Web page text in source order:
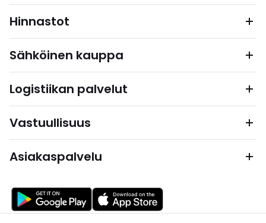
Hinnastot
Sähköinen kauppa
Logistiikan palvelut
Vastuullisuus
Asiakaspalvelu